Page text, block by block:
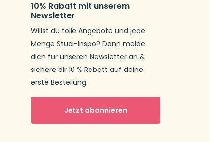
10% Rabatt mit unserem
Newsletter
Willst du tolle Angebote und jede
Menge Studi-Inspo? Dann melde
dich für unseren Newsletter an &
sichere dir 10 % Rabatt auf deine
erste Bestellung.
Jetzt abonnieren